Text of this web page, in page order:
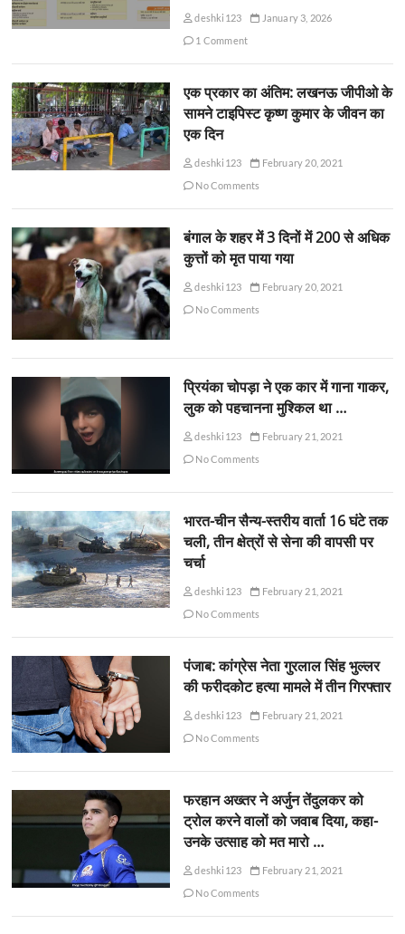
deshki123
January 3, 2026
1 Comment
एक प्रकार का अंतिम: लखनऊ जीपीओ के
सामने टाइपिस्ट कृष्ण कुमार के जीवन का
एक दिन
deshki123
February 20, 2021
No Comments
बंगाल के शहर में 3 दिनों में 200 से अधिक
कुत्तों को मृत पाया गया
deshki123
February 20, 2021
No Comments
प्रियंका चोपड़ा ने एक कार में गाना गाकर,
लुक को पहचानना मुश्किल था …
deshki123
February 21, 2021
No Comments
भारत-चीन सैन्य-स्तरीय वार्ता 16 घंटे तक
चली, तीन क्षेत्रों से सेना की वापसी पर
चर्चा
deshki123
February 21, 2021
No Comments
पंजाब: कांग्रेस नेता गुरलाल सिंह भुल्लर
की फरीदकोट हत्या मामले में तीन गिरफ्तार
deshki123
February 21, 2021
No Comments
फरहान अख्तर ने अर्जुन तेंदुलकर को
ट्रोल करने वालों को जवाब दिया, कहा-
उनके उत्साह को मत मारो …
deshki123
February 21, 2021
No Comments